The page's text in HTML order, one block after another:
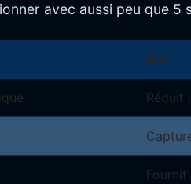
avec aussi peu que 5
But
Réduit